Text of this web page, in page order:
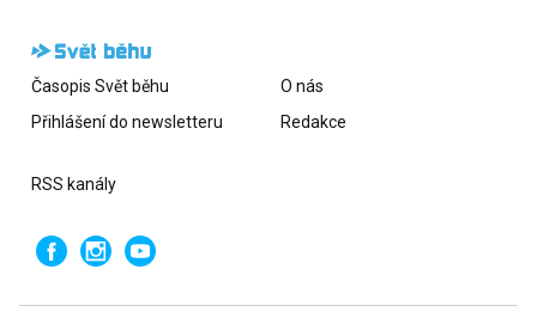
Časopis Svět běhu
Přihlášení do newsletteru
O nás
Redakce
RSS kanály